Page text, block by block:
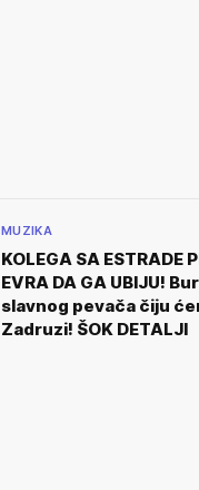
MUZIKA
KOLEGA SA ESTRADE
EVRA DA GA UBIJU!
slavnog pevača čiju
Zadruzi! ŠOK DETALJI